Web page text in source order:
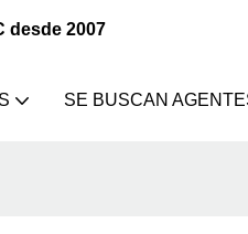
desde 2007
SE BUSCAN